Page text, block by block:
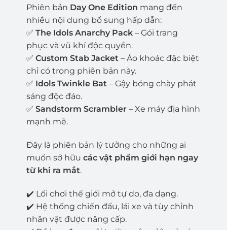
Phiên bản Day One Edition mang đến
nhiều nội dung bổ sung hấp dẫn:
✅ The Idols Anarchy Pack– Gói trang
phục và vũ khí độc quyền.
✅ Custom Stab Jacket– Áo khoác đặc biệt
chỉ có trong phiên bản này.
✅ Idols Twinkle Bat– Gậy bóng chày phát
sáng độc đáo.
✅ Sandstorm Scrambler– Xe máy địa hình
mạnh mẽ.
Đây là phiên bản lý tưởng cho những ai
muốn sở hữu các vật phẩm giới hạn ngay
từ khi ra mắt.
✔️ Lối chơi thế giới mở tự do, đa dạng.
✔️ Hệ thống chiến đấu, lái xe và tùy chỉnh
nhân vật được nâng cấp.